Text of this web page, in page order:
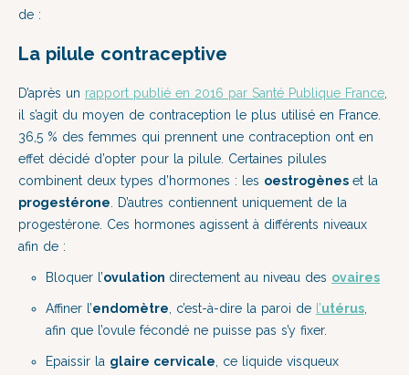
de :
La pilule contraceptive
D’après un rapport publié en 2016 par Santé Publique France
il s’agit du moyen de contraception le plus utilisé en France.
36,5 % des femmes qui prennent une contraception ont en
effet décidé d’opter pour la pilule. Certaines pilules
combinent deux types d’hormones : les oestrogènes et la
progestérone . D’autres contiennent uniquement de la
progestérone. Ces hormones agissent à différents niveaux
afin de :
Bloquer l’ovulation directement au niveau des ovaires
Affiner l’endomètre , c’est-à-dire la paroi de l’utérus
afin que l’ovule fécondé ne puisse pas s’y fixer.
Epaissir la glaire cervicale , ce liquide visqueux